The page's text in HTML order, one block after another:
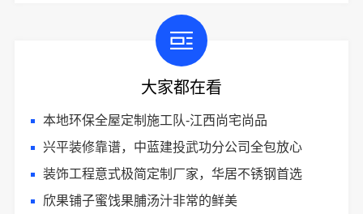
大家都在看
本地环保全屋定制施工队-江西尚宅尚品
兴平装修靠谱，中蓝建投武功分公司全包放心
装饰工程意式极简定制厂家，华居不锈钢首选
欣果铺子蜜饯果脯汤汁非常的鲜美